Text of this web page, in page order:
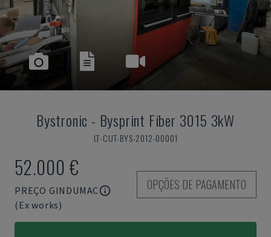
Bystronic - Bysprint Fiber 3015 3kW
LT-CUT-BYS-2012-00001
52.000 €
PREÇO GINDUMAC
(Ex works)
OPÇÕES DE PAGAMENTO